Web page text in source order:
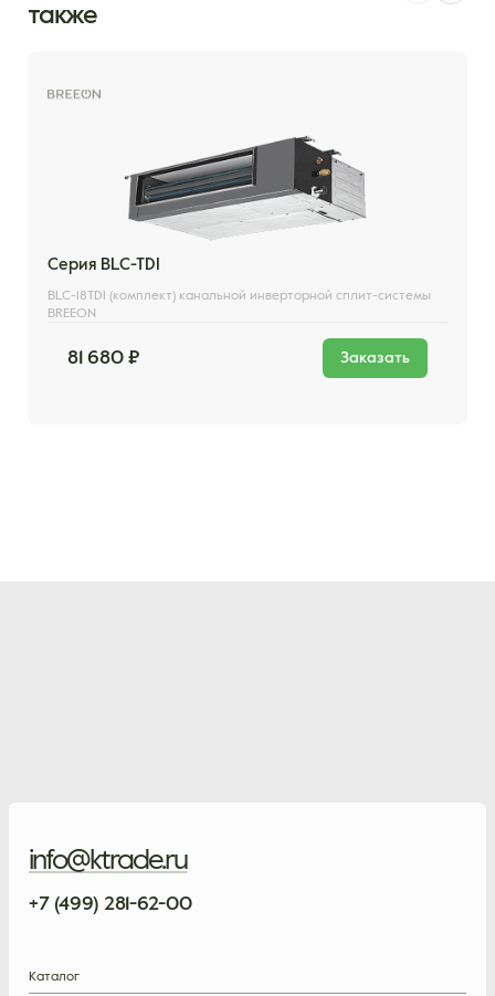
также
Серия BLC-TDI
BLC-18TDI (комплект) канальной инверторной сплит-системы
BREEON
81 680 ₽ Заказать
info@ktrade.ru
+7 (499) 281-62-00
Каталог